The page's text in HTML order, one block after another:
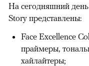
На сегодняшний
Story представлены:
Face Excellence
праймеры,
хайлайтеры;